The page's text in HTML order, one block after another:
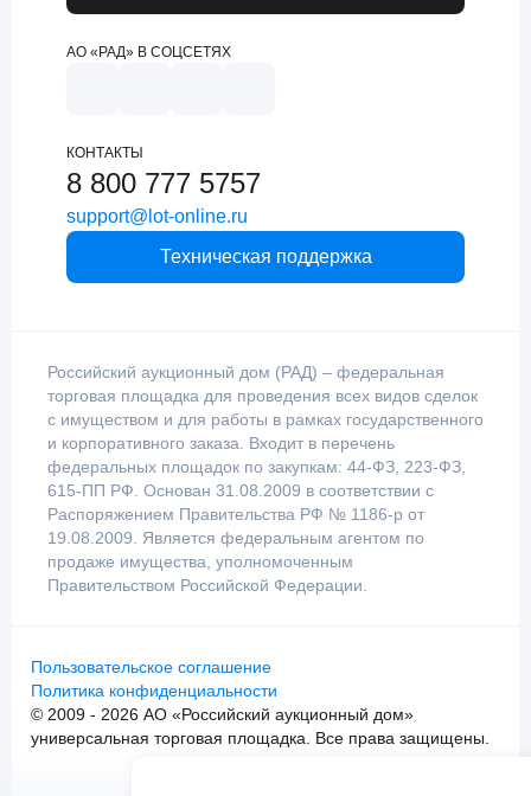
АО «РАД» В СОЦСЕТЯХ
КОНТАКТЫ
8 800 777 5757
support@lot-online.ru
Техническая поддержка
Российский аукционный дом (РАД) – федеральная
торговая площадка для проведения всех видов сделок
с имуществом и для работы в рамках государственного
и корпоративного заказа. Входит в перечень
федеральных площадок по закупкам: 44-ФЗ, 223-ФЗ,
615-ПП РФ. Основан 31.08.2009 в соответствии с
Распоряжением Правительства РФ № 1186-р от
19.08.2009. Является федеральным агентом по
продаже имущества, уполномоченным
Правительством Российской Федерации.
Пользовательское соглашение
Политика конфиденциальности
© 2009 - 2026 АО «Российский аукционный дом»
универсальная торговая площадка. Все права защищены.